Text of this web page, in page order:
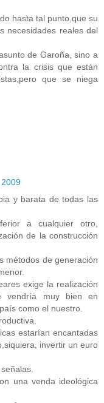
hasta tal punto,que su
necesidades reales del
de Garoña, sino a
la crisis que están
que se niega
y barata de todas las
a cualquier otro,
de la construcción
métodos de generación
exige la realización
muy bien en
como el nuestro.
estarían encantadas
invertir un euro
una venda ideológica